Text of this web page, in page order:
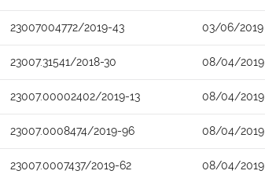
23007004772/2019-43 03/06/2019
23007.31541/2018-30 08/04/2019
23007.00002402/2019-13 08/04/2019
23007.0008474/2019-96 08/04/2019
23007.0007437/2019-62 08/04/2019